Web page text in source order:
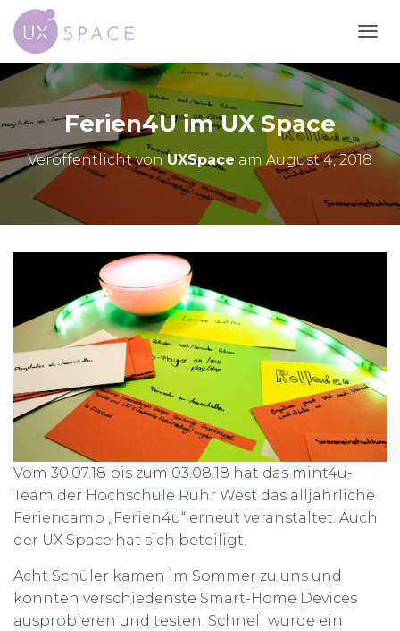
A
I
G
A
T
I
N
S
N
Ferien4U im UX Space
Veröffentlicht vonUXSpace am August 4, 2018
Vom 30.07.18 bis zum 03.08.18 hat das mint4u-
Team der Hochschule Ruhr West das alljährliche
Feriencamp „Ferien4u“ erneut veranstaltet. Auch
der UX Space hat sich beteiligt.
Acht Schüler kamen im Sommer zu uns und
konnten verschiedenste Smart-Home Devices
ausprobieren und testen. Schnell wurde ein